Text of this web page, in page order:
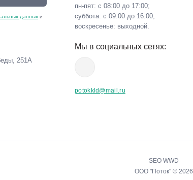
данных и
251А
пн-пят: с 08:00 до 17:00;
суббота: с 09:00 до 16:00;
воскресенье: выходной.
Мы в социальных сетях:
potokkld@mail.ru
SEO WWD
ООО "Поток" © 2026